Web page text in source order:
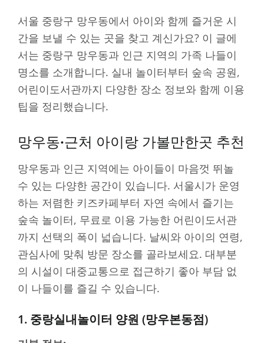
서울 중랑구 망우동에서 아이와 함께 즐거운 시
간을 보낼 수 있는 곳을 찾고 계신가요? 이 글에
서는 중랑구 망우동과 인근 지역의 가족 나들이
명소를 소개합니다. 실내 놀이터부터 숲속 공원,
어린이도서관까지 다양한 장소 정보와 함께 이용
팁을 정리했습니다.
망우동·근처 아이랑 가볼만한곳 추천
망우동과 인근 지역에는 아이들이 마음껏 뛰놀
수 있는 다양한 공간이 있습니다. 서울시가 운영
하는 저렴한 키즈카페부터 자연 속에서 즐기는
숲속 놀이터, 무료로 이용 가능한 어린이도서관
까지 선택의 폭이 넓습니다. 날씨와 아이의 연령,
관심사에 맞춰 방문 장소를 골라보세요. 대부분
의 시설이 대중교통으로 접근하기 좋아 부담 없
이 나들이를 즐길 수 있습니다.
1. 중랑실내놀이터 양원 (망우본동점)